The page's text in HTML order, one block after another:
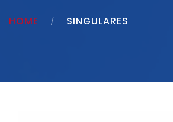
HOME SINGULARES